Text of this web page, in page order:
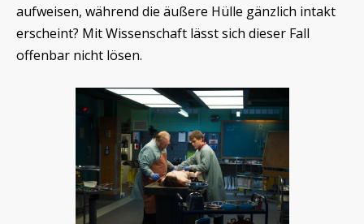
aufweisen, während die äußere Hülle gänzlich intakt
erscheint? Mit Wissenschaft lässt sich dieser Fall
offenbar nicht lösen.